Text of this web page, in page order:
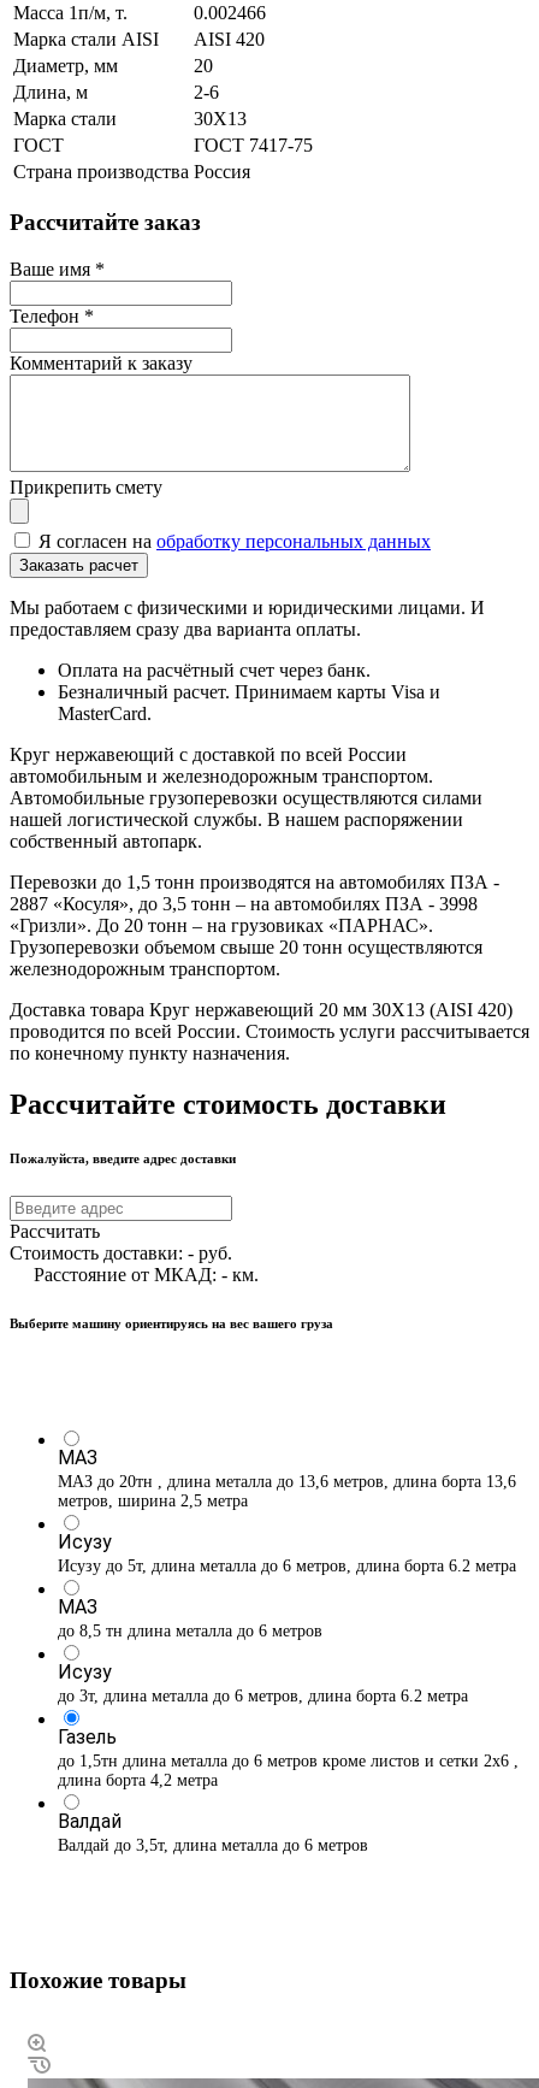
Масса 1п/м, т.
0.002466
Марка стали AISI
AISI 420
Диаметр, мм
20
Длина, м
2-6
Марка стали
30Х13
ГОСТ
ГОСТ 7417-75
Страна производства Россия
Рассчитайте заказ
Ваше имя *
Телефон *
Комментарий к заказу
Прикрепить смету
Я согласен на обработку персональных данных
Мы работаем с физическими и юридическими лицами. И
предоставляем сразу два варианта оплаты.
Оплата на расчётный счет через банк.
Безналичный расчет. Принимаем карты Visa и
MasterCard.
Круг нержавеющий с доставкой по всей России
автомобильным и железнодорожным транспортом.
Автомобильные грузоперевозки осуществляются силами
нашей логистической службы. В нашем распоряжении
собственный автопарк.
Перевозки до 1,5 тонн производятся на автомобилях ПЗА -
2887 «Косуля», до 3,5 тонн – на автомобилях ПЗА - 3998
«Гризли». До 20 тонн – на грузовиках «ПАРНАС».
Грузоперевозки объемом свыше 20 тонн осуществляются
железнодорожным транспортом.
Доставка товара Круг нержавеющий 20 мм 30Х13 (AISI 420)
проводится по всей России. Стоимость услуги рассчитывается
по конечному пункту назначения.
Рассчитайте стоимость доставки
Пожалуйста, введите адрес доставки
Рассчитать
Стоимость доставки: - руб.
Расстояние от МКАД: - км.
Выберите машину ориентируясь на вес вашего груза
МАЗ
МАЗ до 20тн , длина металла до 13,6 метров, длина борта 13,6
метров, ширина 2,5 метра
Исузу
Исузу до 5т, длина металла до 6 метров, длина борта 6.2 метра
МАЗ
до 8,5 тн длина металла до 6 метров
Исузу
до 3т, длина металла до 6 метров, длина борта 6.2 метра
Газель
до 1,5тн длина металла до 6 метров кроме листов и сетки 2х6 ,
длина борта 4,2 метра
Валдай
Валдай до 3,5т, длина металла до 6 метров
Похожие товары